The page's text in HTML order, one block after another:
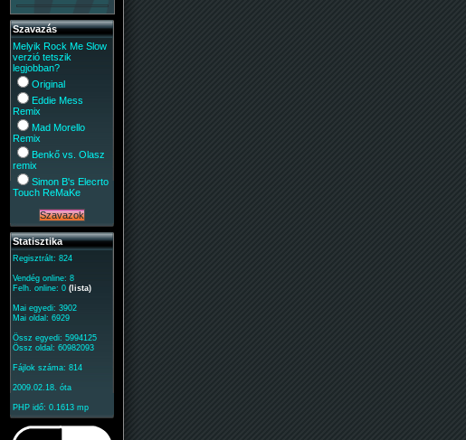
Szavazás
Melyik Rock Me Slow
verzió tetszik
legjobban?
Original
Eddie Mess
Remix
Mad Morello
Remix
Benkő vs. Olasz
remix
Simon B's Elecrto
Touch ReMaKe
Statisztika
Regisztrált: 824
Vendég online: 8
Felh. online: 0 (lista)
Mai egyedi: 3902
Mai oldal: 6929
Össz egyedi: 5994125
Össz oldal: 60982093
Fájlok száma: 814
2009.02.18. óta
PHP idő: 0.1613 mp